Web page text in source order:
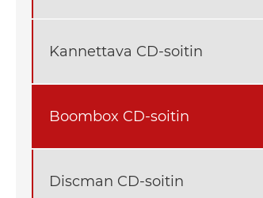
Kannettava CD-soitin
Boombox CD-soitin
Discman CD-soitin